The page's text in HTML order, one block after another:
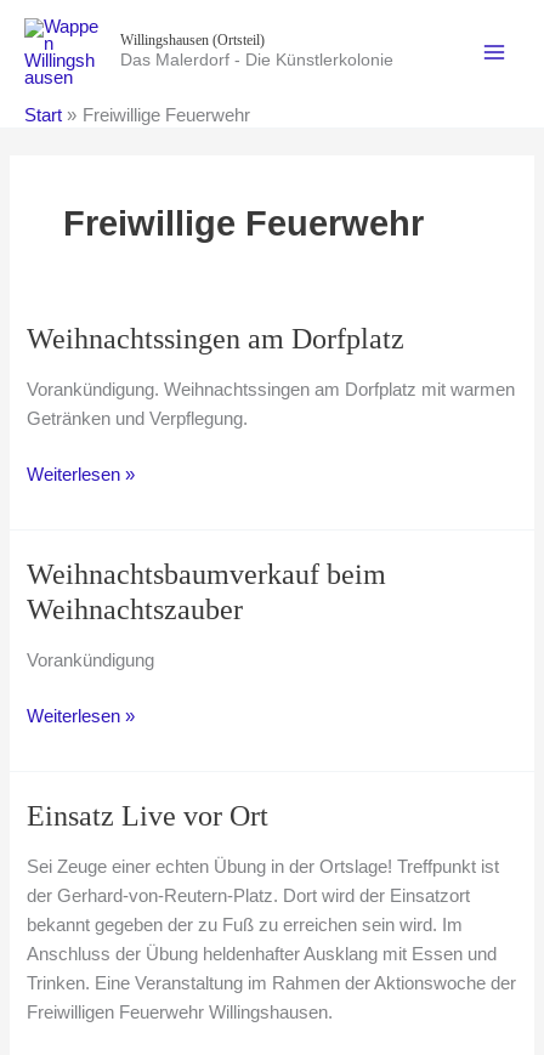
Inhalt
springen
Willingshausen (Ortsteil)
Das Malerdorf - Die Künstlerkolonie
Start Freiwillige Feuerwehr
Freiwillige Feuerwehr
Weihnachtssingen am Dorfplatz
Vorankündigung. Weihnachtssingen am Dorfplatz mit warmen
Getränken und Verpflegung.
Weihnachtssingen
Weiterlesen »
Weihnachtsbaumverkauf beim
Weihnachtszauber
Vorankündigung
Weihnachtsbaumverkauf
Weiterlesen »
Einsatz Live vor Ort
Sei Zeuge einer echten Übung in der Ortslage! Treffpunkt ist
der Gerhard-von-Reutern-Platz. Dort wird der Einsatzort
bekannt gegeben der zu Fuß zu erreichen sein wird. Im
Anschluss der Übung heldenhafter Ausklang mit Essen und
Trinken. Eine Veranstaltung im Rahmen der Aktionswoche der
Freiwilligen Feuerwehr Willingshausen.